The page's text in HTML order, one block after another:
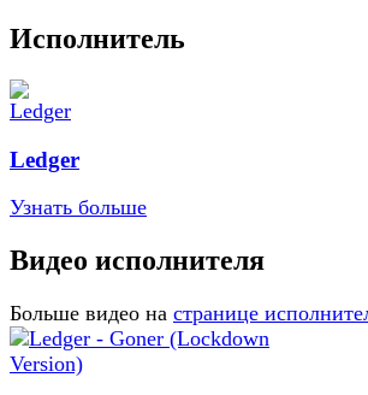
Исполнитель
Ledger
Узнать больше
Видео исполнителя
Больше видео на странице